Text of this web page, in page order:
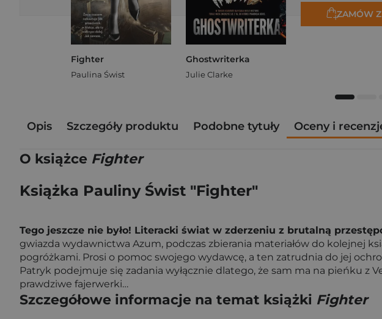
Fighter
Paulina Świst
Ghostwriterka
Julie Clarke
ZAMÓW
Opis Szczegóły produktu Podobne tytuły Oceny i
O książce Fighter
Książka Pauliny Świst "Fighter"
Tego jeszcze nie było! Literacki świat w zderzeniu z brutalną
gwiazda wydawnictwa Azum, podczas zbierania materiałów do kolejnej
pogróżkami. Prosi o pomoc swojego wydawcę, a ten zatrudnia do jej
Patryk podejmuje się zadania wyłącznie dlatego, że sam ma na pieńku z
prawdziwe fajerwerki…
Szczegółowe informacje na temat książki Fighter